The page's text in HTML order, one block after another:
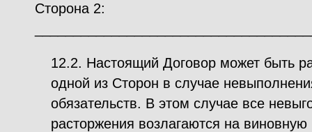
Сторона 2:
12.2. Настоящий Договор может быть
одной из Сторон в случае
обязательств. В этом случае все
расторжения возлагаются на виновную